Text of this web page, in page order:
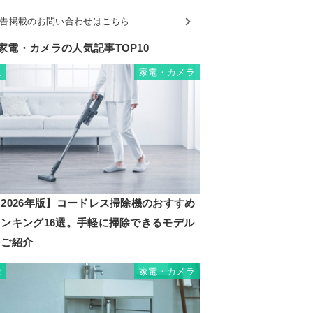
掲載のお問い合わせはこちら
電・カメラの人気記事TOP10
家電・カメラ
年版】コードレス掃除機のおすすめ
キング16選。手軽に掃除できるモデル
紹介
家電・カメラ